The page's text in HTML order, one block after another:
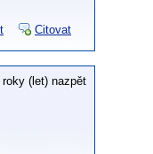
Citovat
(let) nazpět